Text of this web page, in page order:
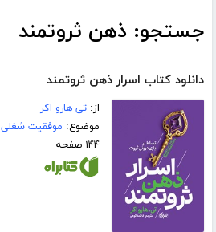
جستجو: ذهن ثروتمند
دانلود کتاب اسرار ذهن ثروتمند
از:تی هارو اکر
موضوع: موفقیت شغلی
۱۴۴ صفحه